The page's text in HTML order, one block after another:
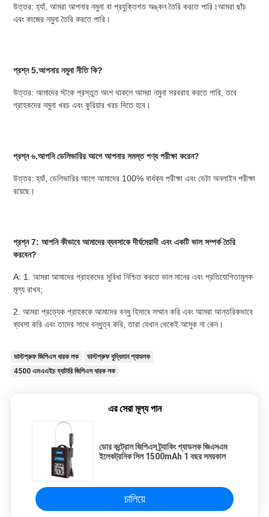
উত্তর: হ্যাঁ, আমরা আপনার নমুনা বা প্রযুক্তিগত অঙ্কন তৈরি করতে পারি।আমরা ছাঁচ
এবং কাজের নমুনা তৈরি করতে পারি।
প্রশ্ন 5.আপনার নমুনা নীতি কি?
উত্তর: আমাদের স্টকে প্রস্তুত অংশ থাকলে আমরা নমুনা সরবরাহ করতে পারি, তবে
গ্রাহকদের নমুনা খরচ এবং কুরিয়ার খরচ দিতে হবে।
প্রশ্ন ৬.আপনি ডেলিভারির আগে আপনার সমস্ত পণ্য পরীক্ষা করেন?
উত্তর: হ্যাঁ, ডেলিভারির আগে আমাদের 100% বার্ধক্য পরীক্ষা এবং ডেটা অনলাইন পরীক্ষা
রয়েছে।
প্রশ্ন 7: আপনি কীভাবে আমাদের ব্যবসাকে দীর্ঘমেয়াদী এবং একটি ভাল সম্পর্ক তৈরি
করবেন?
A: 1. আমরা আমাদের গ্রাহকদের সুবিধা নিশ্চিত করতে ভাল মানের এবং প্রতিযোগিতামূলক
মূল্য রাখব;
2. আমরা প্রত্যেক গ্রাহককে আমাদের বন্ধু হিসাবে সম্মান করি এবং আমরা আন্তরিকভাবে
ব্যবসা করি এবং তাদের সাথে বন্ধুত্ব করি, তারা যেখান থেকেই আসুক না কেন।
ডাস্টপ্রুফ জিপিএস ধারক লক
ডাস্টপ্রুফ বুদ্ধিমান প্যাডলক
4500 এমএএইচ ব্যাটারি জিপিএস ধারক লক
এর সেরা মূল্য পান
ডোর কন্ট্রোল জিপিএস ট্র্যাকিং প্যাডলক জিএসএম
ইলেকট্রনিক সিল 1500mAh 1 বছর সময়কাল
চালিয়ে